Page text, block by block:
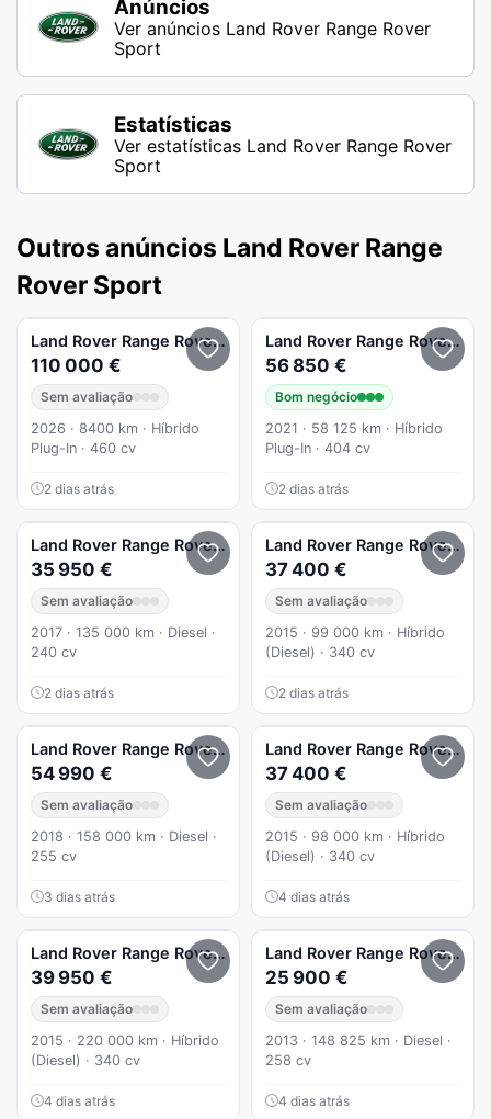
Anúncios
Ver anúncios Land Rover Range Rover
Sport
Estatísticas
Ver estatísticas Land Rover Range Rover
Sport
Outros anúncios Land Rover Range
Rover Sport
Land Rover Range Rover Sport 3.0 P460e Dynamic SE
110 000 €
Sem avaliação
2026 · 8400 km · Híbrido
Plug-In · 460 cv
2 dias atrás
Land Rover Range Rover Sport
56 850 €
Bom negócio
2021 · 58 125 km · Híbrido
Plug-In · 404 cv
2 dias atrás
Land Rover Range Rover Sport 2.0 SD4 HSE
35 950 €
Sem avaliação
2017 · 135 000 km · Diesel ·
240 cv
2 dias atrás
Land Rover Range Rover Sport
37 400 €
Sem avaliação
2015 · 99 000 km · Híbrido
(Diesel) · 340 cv
2 dias atrás
Land Rover Range Rover Sport SDV6 Black Edition
54 990 €
Sem avaliação
2018 · 158 000 km · Diesel ·
255 cv
3 dias atrás
Land Rover Range Rover Sport
37 400 €
Sem avaliação
2015 · 98 000 km · Híbrido
(Diesel) · 340 cv
4 dias atrás
Land Rover Range Rover Sport 3.0 SDV6 HEV
39 950 €
Sem avaliação
2015 · 220 000 km · Híbrido
(Diesel) · 340 cv
4 dias atrás
Land Rover Range Rover Sport
25 900 €
Sem avaliação
2013 · 148 825 km · Diesel ·
258 cv
4 dias atrás